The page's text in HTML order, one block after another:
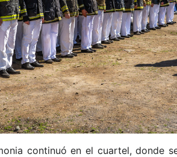
continuó en el cuartel, donde